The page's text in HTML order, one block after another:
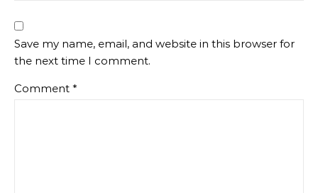
Save my name, email, and website in this browser for
the next time I comment.
Comment *